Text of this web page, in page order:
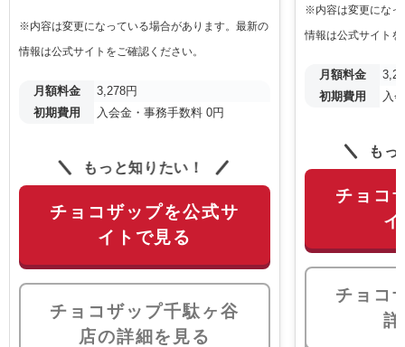
※内容は変更になっている場合があります。最新の
情報は公式サイトをご確認ください。
月額料金
3,278円
初期費用
入会金・事務手数料 0円
もっと知りたい！
チョコザップを公式サ
イトで見る
チョコザップ千駄ヶ谷
店の詳細を見る
※内容は変更になっ
情報は公式サイト
月額料金
初期費用
入
もっ
チョコ
チョコ